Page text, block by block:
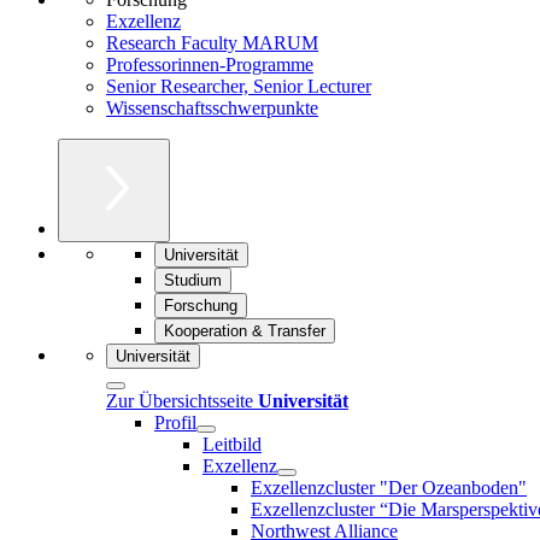
Exzellenz
Research Faculty MARUM
Professorinnen-Programme
Senior Researcher, Senior Lecturer
Wissenschaftsschwerpunkte
Universität
Studium
Forschung
Kooperation & Transfer
Universität
Zur Übersichtsseite Universität
Profil
Leitbild
Exzellenz
Exzellenzcluster "Der Ozeanboden"
Exzellenzcluster “Die
Northwest Alliance